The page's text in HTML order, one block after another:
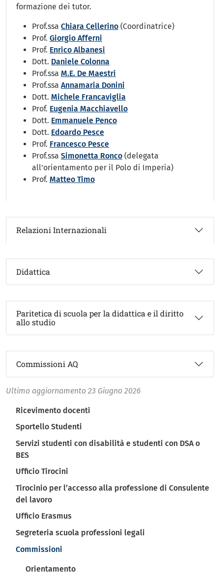
formazione dei tutor.
Prof.ssa Chiara Cellerino (Coordinatrice)
Prof. Giorgio Afferni
Prof. Enrico Albanesi
Dott. Daniele Colonna
Prof.ssa M.E. De Maestri
Prof.ssa Annamaria Donini
Dott. Michele Francaviglia
Prof. Eugenia Macchiavello
Dott. Emmanuele Penco
Dott. Edoardo Pesce
Prof. Francesco Pesce
Prof.ssa Simonetta Ronco (delegata
all'orientamento per il Polo di Imperia)
Prof. Matteo Timo
Relazioni Internazionali
Didattica
Paritetica di scuola per la didattica e il diritto
allo studio
Commissioni AQ
Ultimo aggiornamento 23 Giugno 2026
Navigazione principale
Ricevimento docenti
Sportello Studenti
Servizi studenti con disabilità e studenti con DSA o
BES
Ufficio Tirocini
Tirocinio per l’accesso alla professione di Consulente
del lavoro
Ufficio Erasmus
Segreteria scuola professioni legali
Commissioni
Orientamento